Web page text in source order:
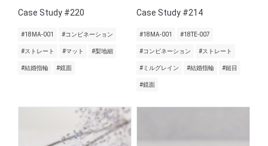
Case Study #220
#18MA-001 #コンビネーション
#ストレート #マット #梨地細
#結婚指輪 #鏡面
Case Study #214
#18MA-001 #18TE-007
#コンビネーション #ストレート
#ミルグレイン #結婚指輪 #鎚目
#鏡面